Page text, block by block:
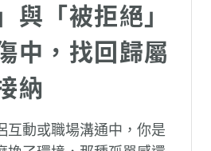
與「被拒絕」
中，找回歸屬
納
互動或職場溝通中，你是